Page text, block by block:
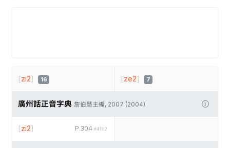
[zi2] 16 [ze2] 7
廣州話正音字典 詹伯慧主編, 2007 (2004)
P.304 #4182
[zi2]